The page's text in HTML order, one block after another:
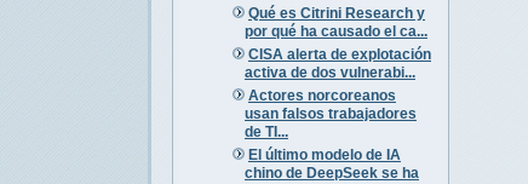
Qué es Citrini Research y
por qué ha causado el ca...
CISA alerta de explotación
activa de dos vulnerabi...
Actores norcoreanos
usan falsos trabajadores
de TI...
El último modelo de IA
chino de DeepSeek se ha